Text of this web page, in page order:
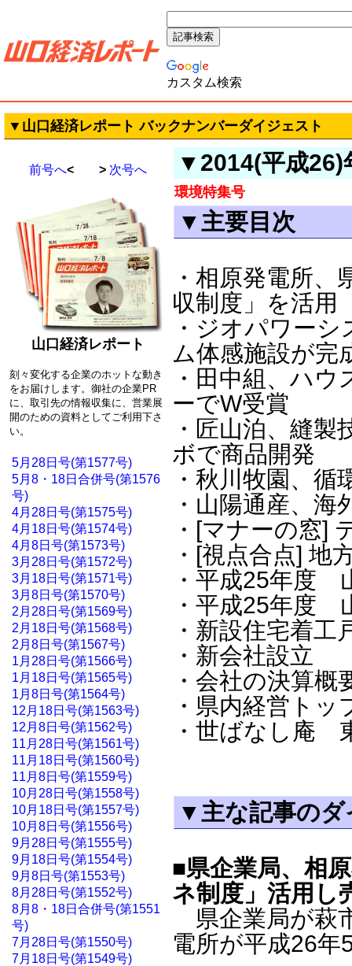
カスタム検索
▼山口経済レポート バックナンバーダイジェスト
前号へ< > 次号へ
山口経済レポート
刻々変化する企業のホットな動き
をお届けします。御社の企業PR
に、取引先の情報収集に、営業展
開のための資料としてご利用下さ
い。
5月28日号(第1577号)
5月8・18日合併号(第1576
号)
4月28日号(第1575号)
4月18日号(第1574号)
4月8日号(第1573号)
3月28日号(第1572号)
3月18日号(第1571号)
3月8日号(第1570号)
2月28日号(第1569号)
2月18日号(第1568号)
2月8日号(第1567号)
1月28日号(第1566号)
1月18日号(第1565号)
1月8日号(第1564号)
12月18日号(第1563号)
12月8日号(第1562号)
11月28日号(第1561号)
11月18日号(第1560号)
11月8日号(第1559号)
10月28日号(第1558号)
10月18日号(第1557号)
10月8日号(第1556号)
9月28日号(第1555号)
9月18日号(第1554号)
9月8日号(第1553号)
8月28日号(第1552号)
8月8・18日合併号(第1551
号)
7月28日号(第1550号)
7月18日号(第1549号)
▼2014(平成26)
環境特集号
▼主要目次
・相原発電所、
収制度」を活用
・ジオパワー
ム体感施設が完
・田中組、ハ
ーでW受賞
・匠山泊、縫
ボで商品開発
・秋川牧園、
・山陽通産、
・[マナーの窓]
・[視点合点] 地
・平成25年度
・平成25年度
・新設住宅着工
・新会社設立
・会社の決算
・県内経営ト
・世ばなし庵
▼主な記事のダ
■県企業局、相
ネ制度」活用し
県企業局が萩
電所が平成26年